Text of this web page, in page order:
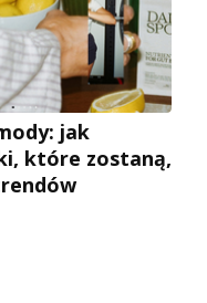
jak
które zostaną,